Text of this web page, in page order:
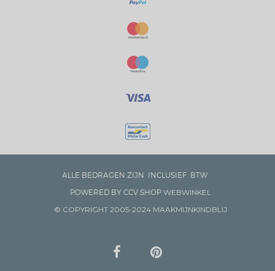
ALLE BEDRAGEN ZIJN INCLUSIEF BTW
POWERED BY CCV SHOP WEBWINKEL
© COPYRIGHT 2005-2024 MAAKMIJNKINDBLIJ